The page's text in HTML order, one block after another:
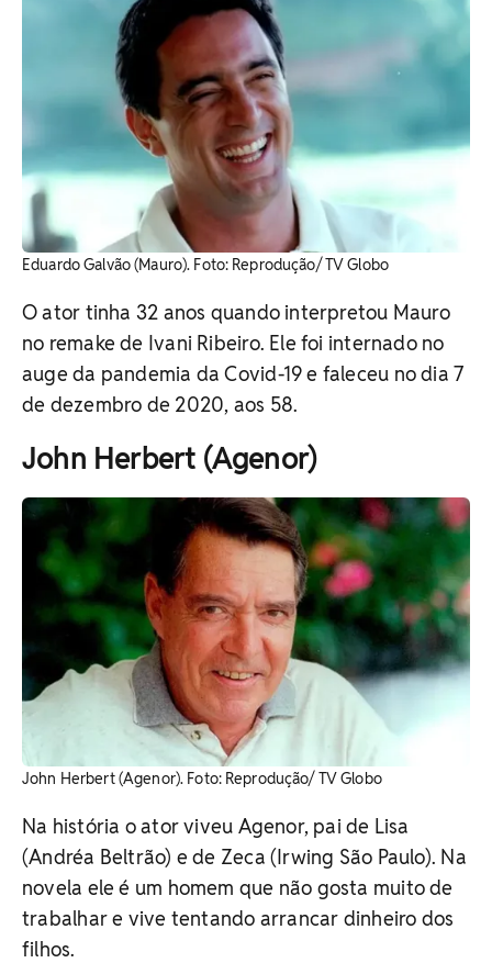
Eduardo Galvão (Mauro). Foto: Reprodução/ TV Globo
O ator tinha 32 anos quando interpretou Mauro
no remake de Ivani Ribeiro. Ele foi internado no
auge da pandemia da Covid-19 e faleceu no dia 7
de dezembro de 2020, aos 58.
John Herbert (Agenor)
John Herbert (Agenor). Foto: Reprodução/ TV Globo
Na história o ator viveu Agenor, pai de Lisa
(Andréa Beltrão) e de Zeca (Irwing São Paulo). Na
novela ele é um homem que não gosta muito de
trabalhar e vive tentando arrancar dinheiro dos
filhos.